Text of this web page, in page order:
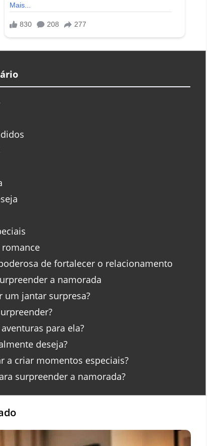
de fortalecer o relacionamento
a namorada
um jantar surpresa?
para ela?
deseja?
a criar momentos especiais?
surpreender a namorada?